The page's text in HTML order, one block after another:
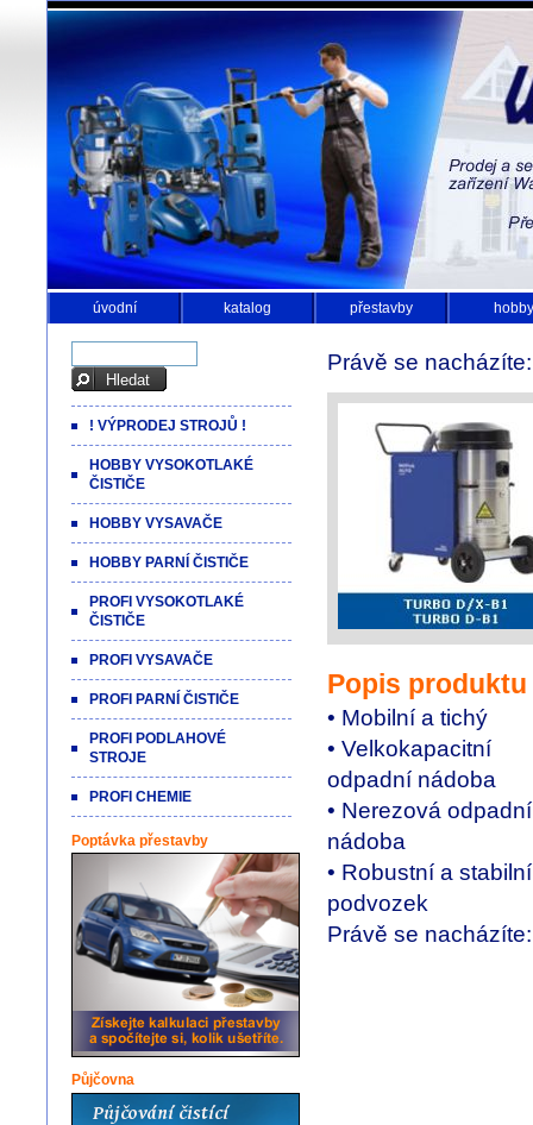
úvodní katalog přestavby hobby
Právě se
Popis produktu
• Mobilní a tichý
• Velkokapacitní
odpadní nádoba
• Nerezová odpadní
nádoba
• Robustní a stabilní
podvozek
Právě se
! VÝPRODEJ STROJŮ !
HOBBY VYSOKOTLAKÉ
ČISTIČE
HOBBY VYSAVAČE
HOBBY PARNÍ ČISTIČE
PROFI VYSOKOTLAKÉ
ČISTIČE
PROFI VYSAVAČE
PROFI PARNÍ ČISTIČE
PROFI PODLAHOVÉ
STROJE
PROFI CHEMIE
Poptávka přestavby
Půjčovna